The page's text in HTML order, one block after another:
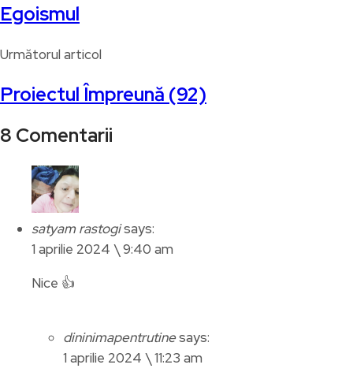
Egoismul
Următorul articol
Proiectul Împreună (92)
8 Comentarii
satyam rastogisays:
1 aprilie 2024 \ 9:40 am
Nice 👍
dininimapentrutinesays:
1 aprilie 2024 \ 11:23 am